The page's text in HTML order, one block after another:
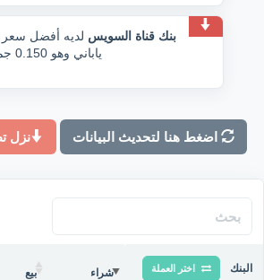
بنك قناة السويس لديه أفضل سعر
ياباني وهو 0.150 جم
اضغط هنا لتحديث البيانات نزل
البنك اختر العملة شراء بيع